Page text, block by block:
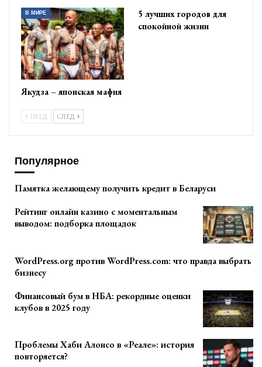
В МИРЕ
Якудза – японская мафия
5 лучших городов для
спокойной жизни
ПРЕД СЛЕД
Популярное
Памятка желающему получить кредит в Беларуси
Рейтинг онлайн казино с моментальным
выводом: подборка площадок
WordPress.org против WordPress.com: что правда выбрать
бизнесу
Финансовый бум в НБА: рекордные оценки
клубов в 2025 году
Проблемы Хаби Алонсо в «Реале»: история
повторяется?